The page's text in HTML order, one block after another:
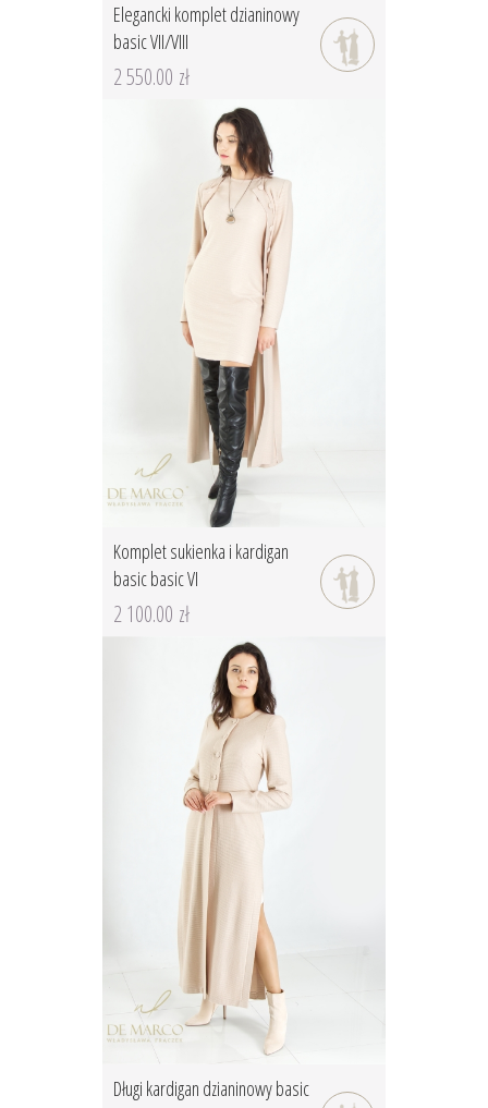
Elegancki komplet dzianinowy
basic VII/VIII
2 550.00 zł
Komplet sukienka i kardigan
basic basic VI
2 100.00 zł
Długi kardigan dzianinowy basic